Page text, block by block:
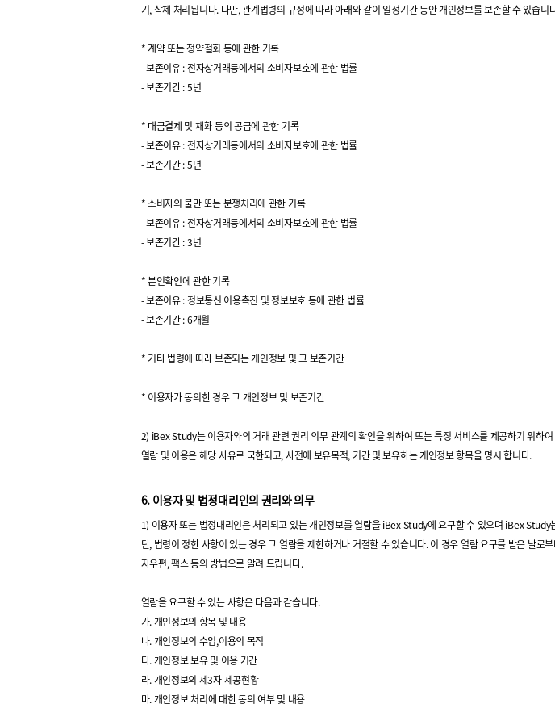
기, 삭제 처리됩니다. 다만, 관계법령의 규정에 따라 아래와 같이 일정기간 동안 개인정보를 보존할 수 있습니
* 계약 또는 청약철회 등에 관한 기록
- 보존이유 : 전자상거래등에서의 소비자보호에 관한 법률
- 보존기간 : 5년
* 대금결제 및 재화 등의 공급에 관한 기록
- 보존이유 : 전자상거래등에서의 소비자보호에 관한 법률
- 보존기간 : 5년
* 소비자의 불만 또는 분쟁처리에 관한 기록
- 보존이유 : 전자상거래등에서의 소비자보호에 관한 법률
- 보존기간 : 3년
* 본인확인에 관한 기록
- 보존이유 : 정보통신 이용촉진 및 정보보호 등에 관한 법률
- 보존기간 : 6개월
* 기타 법령에 따라 보존되는 개인정보 및 그 보존기간
* 이용자가 동의한 경우 그 개인정보 및 보존기간
2) iBex Study는 이용자와의 거래 관련 권리 의무 관계의 확인을 위하여 또는 특정 서비스를 제공하기 위하
열람 및 이용은 해당 사유로 국한되고, 사전에 보유목적, 기간 및 보유하는 개인정보 항목을 명시 합니다.
6. 이용자 및 법정대리인의 권리와 의무
1) 이용자 또는 법정대리인은 처리되고 있는 개인정보를 열람을 iBex Study에 요구할 수 있으며 iBex
단, 법령이 정한 사항이 있는 경우 그 열람을 제한하거나 거절할 수 있습니다. 이 경우 열람 요구를 받은 날
자우편, 팩스 등의 방법으로 알려 드립니다.
열람을 요구할 수 있는 사항은 다음과 같습니다.
가. 개인정보의 항목 및 내용
나. 개인정보의 수입,이용의 목적
다. 개인정보 보유 및 이용 기간
라. 개인정보의 제3자 제공현황
마. 개인정보 처리에 대한 동의 여부 및 내용